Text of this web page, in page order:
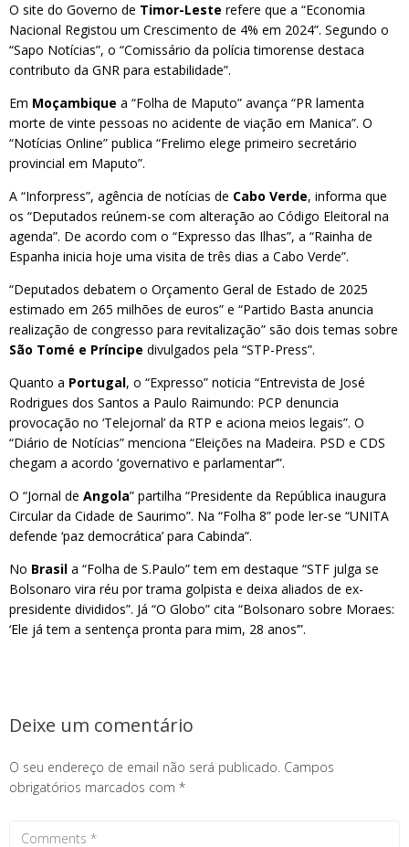
O site do Governo de Timor-Leste refere que a “Economia
Nacional Registou um Crescimento de 4% em 2024”. Segundo o
“Sapo Notícias”, o “Comissário da polícia timorense destaca
contributo da GNR para estabilidade”.
Em Moçambique a “Folha de Maputo” avança “PR lamenta
morte de vinte pessoas no acidente de viação em Manica”. O
“Notícias Online” publica “Frelimo elege primeiro secretário
provincial em Maputo”.
A “Inforpress”, agência de notícias de Cabo Verde, informa que
os “Deputados reúnem-se com alteração ao Código Eleitoral na
agenda”. De acordo com o “Expresso das Ilhas”, a “Rainha de
Espanha inicia hoje uma visita de três dias a Cabo Verde”.
“Deputados debatem o Orçamento Geral de Estado de 2025
estimado em 265 milhões de euros” e “Partido Basta anuncia
realização de congresso para revitalização” são dois temas sobre
São Tomé e Príncipe divulgados pela “STP-Press”.
Quanto a Portugal, o “Expresso” noticia “Entrevista de José
Rodrigues dos Santos a Paulo Raimundo: PCP denuncia
provocação no ‘Telejornal’ da RTP e aciona meios legais”. O
“Diário de Notícias” menciona “Eleições na Madeira. PSD e CDS
chegam a acordo ‘governativo e parlamentar’”.
O “Jornal de Angola” partilha “Presidente da República inaugura
Circular da Cidade de Saurimo”. Na “Folha 8” pode ler-se “UNITA
defende ‘paz democrática’ para Cabinda”.
No Brasil a “Folha de S.Paulo” tem em destaque “STF julga se
Bolsonaro vira réu por trama golpista e deixa aliados de ex-
presidente divididos”. Já “O Globo” cita “Bolsonaro sobre Moraes:
‘Ele já tem a sentença pronta para mim, 28 anos’”.
Deixe um comentário
O seu endereço de email não será publicado. Campos
obrigatórios marcados com *